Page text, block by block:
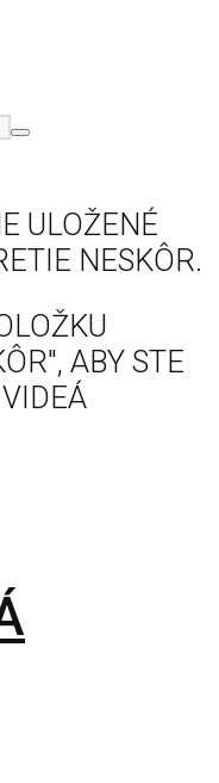
ULOŽENÉ
NESKÔR.
ABY STE